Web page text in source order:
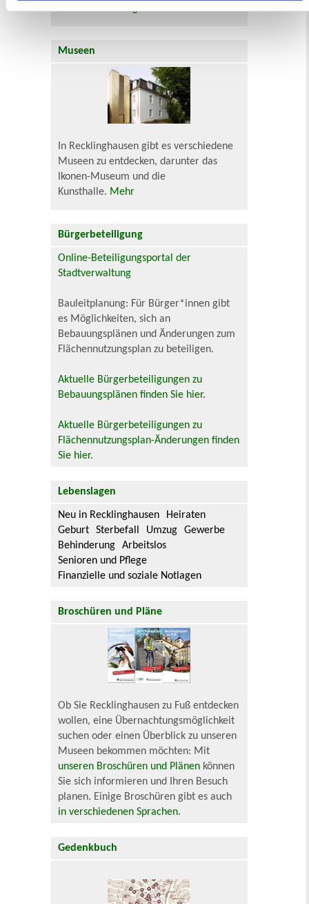
Zur Veranstaltungssuche
Museen
In Recklinghausen gibt es verschiedene
Museen zu entdecken, darunter das
Ikonen-Museum und die
Kunsthalle. Mehr
Bürgerbeteiligung
Online-Beteiligungsportal der
Stadtverwaltung
Bauleitplanung: Für Bürger*innen gibt
es Möglichkeiten, sich an
Bebauungsplänen und Änderungen zum
Flächennutzungsplan zu beteiligen.
Aktuelle Bürgerbeteiligungen zu
Bebauungsplänen finden Sie hier.
Aktuelle Bürgerbeteiligungen zu
Flächennutzungsplan-Änderungen finden
Sie hier.
Lebenslagen
Neu in Recklinghausen
Heiraten
Geburt
Sterbefall Umzug
Gewerbe
Behinderung
Arbeitslos
Senioren und Pflege
Finanzielle und soziale Notlagen
Broschüren und Pläne
Ob Sie Recklinghausen zu Fuß entdecken
wollen, eine Übernachtungsmöglichkeit
suchen oder einen Überblick zu unseren
Museen bekommen möchten: Mit
unseren Broschüren und Plänen können
Sie sich informieren und Ihren Besuch
planen. Einige Broschüren gibt es auch
in verschiedenen Sprachen.
Gedenkbuch